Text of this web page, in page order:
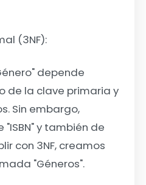
(3NF):
depende
de la clave primaria y
Sin embargo,
y también de
con 3NF, creamos
"Géneros".